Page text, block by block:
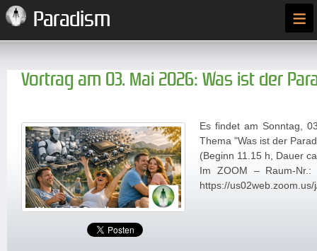
Paradism ≡
Vortrag am 03. Mai 2026: Was ist der
Es findet am Sonntag,
Thema "Was ist der
(Beginn 11.15 h, Dauer
Im ZOOM – Raum-
https://